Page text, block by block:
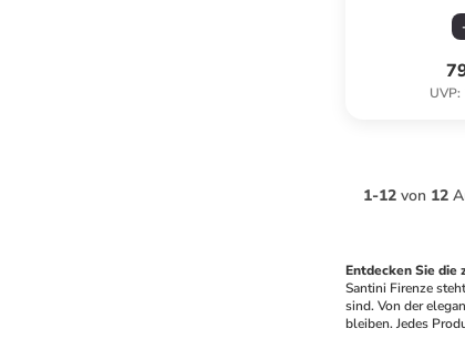
UVP:
1-12 von 12
Entdecken Sie die
Santini Firenze
sind. Von der
bleiben. Jedes